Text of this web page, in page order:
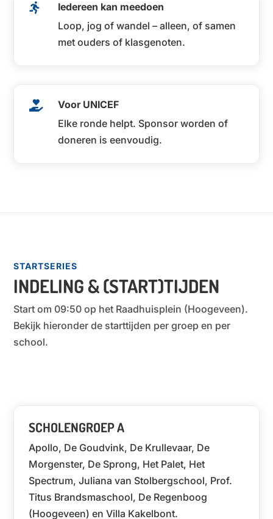

Iedereen kan meedoen
Loop, jog of wandel – alleen, of samen
met ouders of klasgenoten.

Voor UNICEF
Elke ronde helpt. Sponsor worden of
doneren is eenvoudig.
STARTSERIES
INDELING & (START)TIJDEN
Start om 09:50 op het Raadhuisplein (Hoogeveen).
Bekijk hieronder de starttijden per groep en per
school.
SCHOLENGROEP A
Apollo, De Goudvink, De Krullevaar, De
Morgenster, De Sprong, Het Palet, Het
Spectrum, Juliana van Stolbergschool, Prof.
Titus Brandsmaschool, De Regenboog
(Hoogeveen) en Villa Kakelbont.